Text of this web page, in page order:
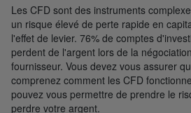
Les CFD sont des instruments
un risque élevé de perte rapide en
l'effet de levier. 76% de comptes
perdent de l'argent lors de la
fournisseur. Vous devez vous assurer
comprenez comment les CFD
pouvez vous permettre de prendre le
perdre votre argent.